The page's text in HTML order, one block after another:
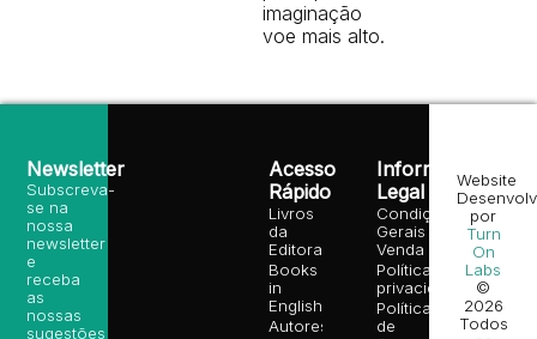
imaginação
voe mais alto.
Acesso
Rápido
Livros
da
Editora
Books
in
English
Autores
Informação
Legal
Condições
Gerais de
Venda
Política de
privacidade
Política
de
Newsletter
Subscreva-
se na
nossa
newsletter
e
receba
as
nossas
sugestões
Website
por
Turn
On
Labs
©
2026
Todos